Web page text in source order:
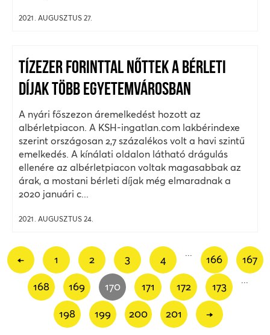
2021. AUGUSZTUS 27.
TÍZEZER FORINTTAL NŐTTEK A BÉRLETI
DÍJAK TÖBB EGYETEMVÁROSBAN
A nyári főszezon áremelkedést hozott az
albérletpiacon. A KSH-ingatlan.com lakbérindexe
szerint országosan 2,7 százalékos volt a havi szintű
emelkedés. A kínálati oldalon látható drágulás
ellenére az albérletpiacon voltak magasabbak az
árak, a mostani bérleti díjak még elmaradnak a
2020 januári c...
2021. AUGUSZTUS 24.
← 1 2 3 4 166 167
168 169 170 171 172 173
198 199 200 201 →